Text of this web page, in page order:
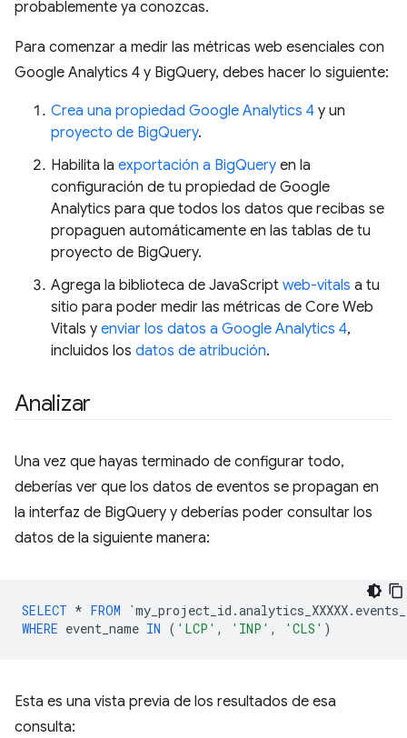
probablemente ya conozcas.
Para comenzar a medir las métricas web esenciales con
Google Analytics 4 y BigQuery, debes hacer lo siguiente:
Crea una propiedad Google Analytics 4 y un
proyecto de BigQuery.
Habilita la exportación a BigQuery en la
configuración de tu propiedad de Google
Analytics para que todos los datos que recibas se
propaguen automáticamente en las tablas de tu
proyecto de BigQuery.
Agrega la biblioteca de JavaScript web-vitals a tu
sitio para poder medir las métricas de Core Web
Vitals y enviar los datos a Google Analytics 4,
incluidos los datos de atribución.
Analizar
Una vez que hayas terminado de configurar todo,
deberías ver que los datos de eventos se propagan en
la interfaz de BigQuery y deberías poder consultar los
datos de la siguiente manera:
SELECT * FROM `my_project_id .analytics_XXXXX. events_
WHERE event_name IN ( 'LCP' , 'INP' , 'CLS' )
Esta es una vista previa de los resultados de esa
consulta: